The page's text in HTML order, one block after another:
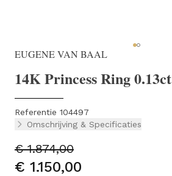
EUGENE VAN BAAL
14K Princess Ring 0.13ct
Referentie 104497
Omschrijving & Specificaties
€ 1.874,00
€ 1.150,00